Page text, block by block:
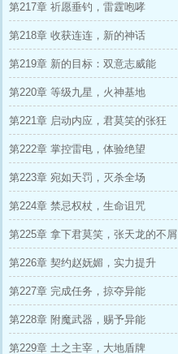
第217章 祈愿垂钓，雷霆咆哮
第218章 收获连连，新的神话
第219章 新的目标：双意志威能
第220章 等级九星，火神基地
第221章 启动内应，君莫笑的张狂
第222章 掌控雷电，体验绝望
第223章 宛如天罚，灭杀全场
第224章 禁忌权杖，生命诅咒
第225章 拿下君莫笑，张天龙的不屑
第226章 契约赵妩媚，实力提升
第227章 完成任务，掠夺异能
第228章 附魔武器，赐予异能
第229章 土之主宰，大地盾牌